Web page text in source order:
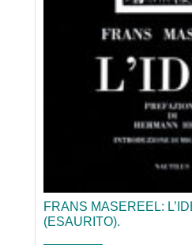
FRANS MASEREEL:
(ESAURITO).